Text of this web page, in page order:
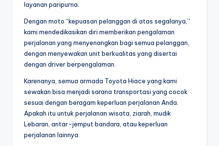
layanan paripurna.
Dengan moto “kepuasan pelanggan di atas segalanya,”
kami mendedikasikan diri memberikan pengalaman
perjalanan yang menyenangkan bagi semua pelanggan,
dengan menyewakan unit berkualitas yang disertai
dengan driver berpengalaman.
Karenanya, semua armada Toyota Hiace yang kami
sewakan bisa menjadi sarana transportasi yang cocok
sesuai dengan beragam keperluan perjalanan Anda.
Apakah itu untuk perjalanan wisata, ziarah, mudik
Lebaran, antar-jemput bandara, atau keperluan
perjalanan lainnya.